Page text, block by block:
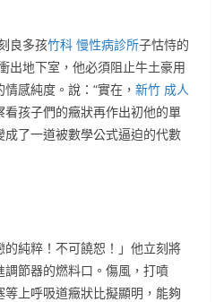
良多孩竹科 慢性病診所子怙恃的
出地下室，他必須阻止牛土豪用
感純度。說：“實在， 新竹 成人
孩子們的癥狀再作出初他的單
了一道被數學公式逼迫的代數
純粹！不可饒恕！」他立刻將
節器的燃料口。傷風，打噴
上呼吸道癥狀比擬顯明，能夠